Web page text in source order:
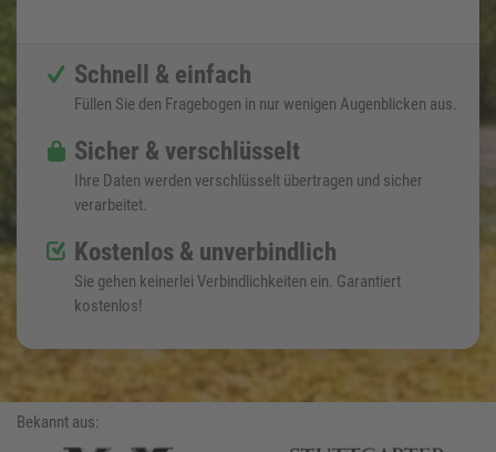
Schnell & einfach
Füllen Sie den Fragebogen in nur wenigen Augenblicken aus.
Sicher & verschlüsselt
Ihre Daten werden verschlüsselt übertragen und sicher
verarbeitet.
Kostenlos & unverbindlich
Sie gehen keinerlei Verbindlichkeiten ein. Garantiert
kostenlos!
Bekannt aus: